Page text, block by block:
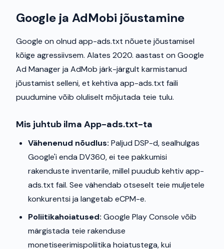
Google ja AdMobi jõustamine
Google on olnud app-ads.txt nõuete jõustamisel
kõige agressiivsem. Alates 2020. aastast on Google
Ad Manager ja AdMob järk-järgult karmistanud
jõustamist selleni, et kehtiva app-ads.txt faili
puudumine võib oluliselt mõjutada teie tulu.
Mis juhtub ilma App-ads.txt-ta
Vähenenud nõudlus: Paljud DSP-d, sealhulgas
Google'i enda DV360, ei tee pakkumisi
rakenduste inventarile, millel puudub kehtiv app-
ads.txt fail. See vähendab otseselt teie muljetele
konkurentsi ja langetab eCPM-e.
Poliitikahoiatused: Google Play Console võib
märgistada teie rakenduse
monetiseerimispoliitika hoiatustega, kui